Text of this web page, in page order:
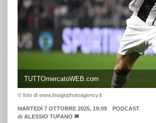
TUTTOmercatoWEB.com
© foto di www.imagephotoagency.it
MARTEDÌ 7 OTTOBRE 2025, 19:09
PODCAST
di ALESSIO TUFANO